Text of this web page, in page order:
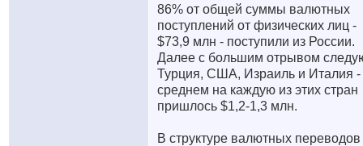
86% от общей суммы валютных
поступлений от физических лиц -
$73,9 млн - поступили из России.
Далее с большим отрывом
Турция, США, Израиль и Италия -
среднем на каждую из этих стран
пришлось $1,2-1,3 млн.
В структуре валютных переводов